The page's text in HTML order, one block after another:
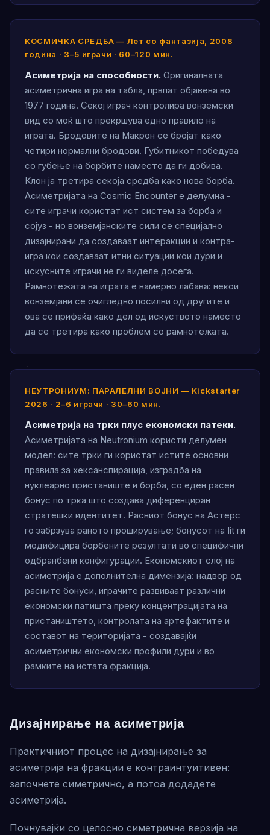
КОСМИЧКА СРЕДБА — Лет со фантазија, 2008
година · 3–5 играчи · 60–120 мин.
Асиметрија на способности. Оригиналната
асиметрична игра на табла, првпат објавена во
1977 година. Секој играч контролира вонземски
вид со моќ што прекршува едно правило на
играта. Бродовите на Макрон се бројат како
четири нормални бродови. Губитникот победува
со губење на борбите наместо да ги добива.
Клон ја третира секоја средба како нова борба.
Асиметријата на Cosmic Encounter е делумна -
сите играчи користат ист систем за борба и
сојуз - но вонземјанските сили се специјално
дизајнирани да создаваат интеракции и контра-
игра кои создаваат итни ситуации кои дури и
искусните играчи не ги виделе досега.
Рамнотежата на играта е намерно лабава: некои
вонземјани се очигледно посилни од другите и
ова се прифаќа како дел од искуството наместо
да се третира како проблем со рамнотежата.
НЕУТРОНИУМ: ПАРАЛЕЛНИ ВОЈНИ — Kickstarter
2026 · 2–6 играчи · 30–60 мин.
Асиметрија на трки плус економски патеки.
Асиметријата на Neutronium користи делумен
модел: сите трки ги користат истите основни
правила за хексанспирација, изградба на
нуклеарно пристаниште и борба, со еден расен
бонус по трка што создава диференциран
стратешки идентитет. Расниот бонус на Астерс
го забрзува раното проширување; бонусот на Iit ги
модифицира борбените резултати во специфични
одбранбени конфигурации. Економскиот слој на
асиметрија е дополнителна димензија: надвор од
расните бонуси, играчите развиваат различни
економски патишта преку концентрацијата на
пристаништето, контролата на артефактите и
составот на територијата - создавајќи
асиметрични економски профили дури и во
рамките на истата фракција.
Дизајнирање на асиметрија
Практичниот процес на дизајнирање за
асиметрија на фракции е контраинтуитивен:
започнете симетрично, а потоа додадете
асиметрија.
Почнувајќи со целосно симетрична верзија на